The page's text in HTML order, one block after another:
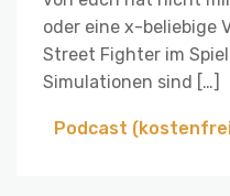
oder eine x-beliebige
Street Fighter im
Simulationen sind […]
Podcast